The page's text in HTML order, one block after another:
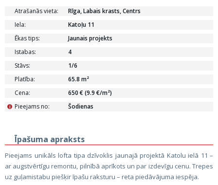
Atrašanās vieta:
Rīga, Labais krasts, Centrs
Iela:
Katoļu 11
Ēkas tips:
Jaunais projekts
Istabas:
4
Stāvs:
1/6
Platība:
65.8 m²
Cena:
650 € (9.9 €/m²)
Pieejams no:
i Šodienas
Īpašuma apraksts
Pieejams unikāls lofta tipa dzīvoklis jaunajā projektā Katolu ielā 11 –
ar augstvērtīgu remontu, pilnībā aprīkots un par izdevīgu cenu. Trepes
uz guļamistabu piešķir īpašu raksturu – reta piedāvājuma iespēja.